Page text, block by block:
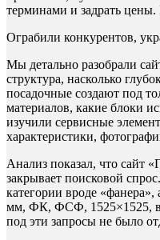
терминами и задрать цены.
Ограбили конкурентов,
Мы детально разобрали
структура, насколько
посадочные создают под
материалов, какие блоки
изучили сервисные
характеристики,
Анализ показал, что сайт
закрывает поисковой
категории вроде
мм, ФК, ФСФ, 1525×1525,
под эти запросы не было